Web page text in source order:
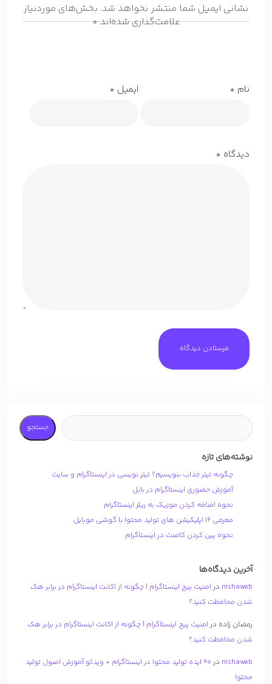
نشانی ایمیل شما منتشر نخواهد شد. بخش‌های موردنیاز
علامت‌گذاری شده‌اند*
نام * ایمیل *
دیدگاه *
جستجو
نوشته‌های تازه
چگونه تیتر جذاب بنویسیم؟ تیتر نویسی در اینستاگرام و سایت
آموزش حضوری اینستاگرام در بابل
نحوه اضافه کردن موزیک به ریلز اینستاگرام
معرفی 16 اپلیکیشن های تولید محتوا با گوشی موبایل
نحوه پین کردن کامنت در اینستاگرام
آخرین دیدگاه‌ها
nishaweb در امنیت پیج اینستاگرام | چگونه از اکانت اینستاگرام در برابر هک
شدن محافظت کنید؟
رمضان زاده در امنیت پیج اینستاگرام | چگونه از اکانت اینستاگرام در برابر هک
شدن محافظت کنید؟
nishaweb در
۶۰ ایده تولید محتوا در اینستاگرام + ویدئو آموزش اصول تولید
محتوا